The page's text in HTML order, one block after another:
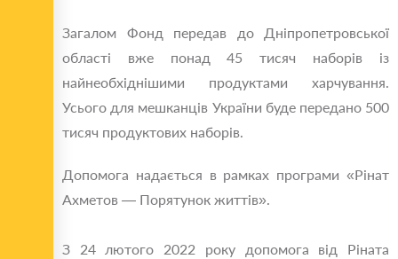
Загалом Фонд передав до Дніпропетровської
області вже понад 45 тисяч наборів із
найнеобхіднішими продуктами харчування.
Усього для мешканців України буде передано 500
тисяч продуктових наборів.
Допомога надається в рамках програми «Рінат
Ахметов — Порятунок життів».
З 24 лютого 2022 року допомога від Ріната